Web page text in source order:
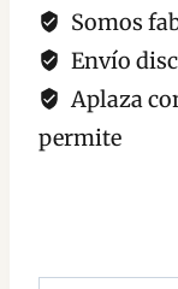
Somos
Envío
Aplaza
permite